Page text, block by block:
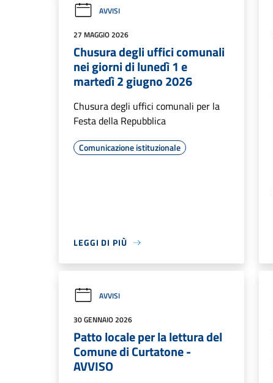
AVVISI
27 MAGGIO 2026
Chusura degli uffici comunali
nei giorni di lunedì 1 e
martedì 2 giugno 2026
Chusura degli uffici comunali per la
Festa della Repubblica
Comunicazione istituzionale
LEGGI DI PIÙ
AVVISI
30 GENNAIO 2026
Patto locale per la lettura del
Comune di Curtatone -
AVVISO